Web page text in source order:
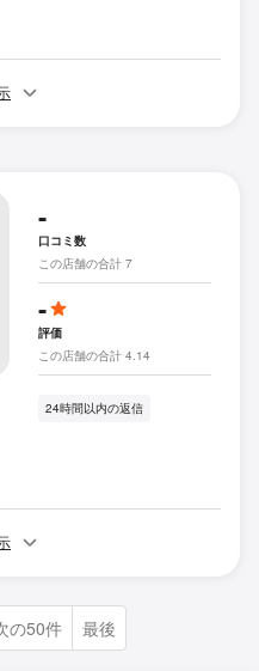
-
口コミ数
この店舗の合計 7
-
評価
この店舗の合計 4.14
24時間以内の返信
の50件 最後